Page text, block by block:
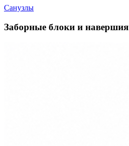
Санузлы
Заборные блоки и навершия